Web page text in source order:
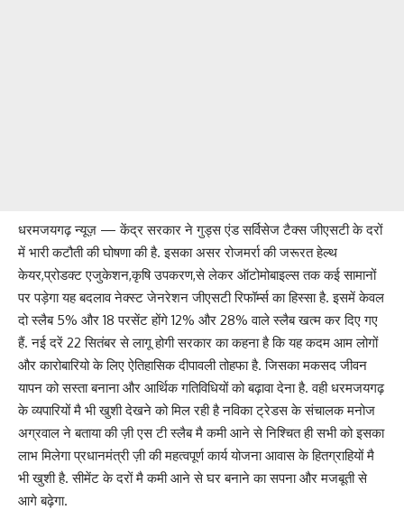
धरमजयगढ़ न्यूज़ — केंद्र सरकार ने गुड्स एंड सर्विसेज टैक्स जीएसटी के दरों
में भारी कटौती की घोषणा की है. इसका असर रोजमर्रा की जरूरत हेल्थ
केयर,प्रोडक्ट एजुकेशन,कृषि उपकरण,से लेकर ऑटोमोबाइल्स तक कई सामानों
पर पड़ेगा यह बदलाव नेक्स्ट जेनरेशन जीएसटी रिफॉर्म्स का हिस्सा है. इसमें केवल
दो स्लैब 5% और 18 परसेंट होंगे 12% और 28% वाले स्लैब खत्म कर दिए गए
हैं. नई दरें 22 सितंबर से लागू होगी सरकार का कहना है कि यह कदम आम लोगों
और कारोबारियो के लिए ऐतिहासिक दीपावली तोहफा है. जिसका मकसद जीवन
यापन को सस्ता बनाना और आर्थिक गतिविधियों को बढ़ावा देना है. वही धरमजयगढ़
के व्यपारियों मै भी खुशी देखने को मिल रही है नविका ट्रेडस के संचालक मनोज
अग्रवाल ने बताया की ज़ी एस टी स्लैब मै कमी आने से निश्चित ही सभी को इसका
लाभ मिलेगा प्रधानमंत्री ज़ी की महत्वपूर्ण कार्य योजना आवास के हितग्राहियों मै
भी खुशी है. सीमेंट के दरों मै कमी आने से घर बनाने का सपना और मजबूती से
आगे बढ़ेगा.